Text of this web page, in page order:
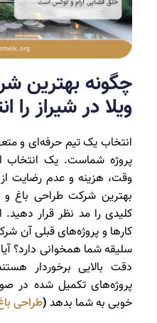
چگونه بهترین
ویلا در شیراز را
انتخاب یک تیم حرفه‌ای و
پروژه شماست. یک انتخاب
وقت، هزینه و عدم رضایت
بهترین شرکت طراحی باغ و
کلیدی را مد نظر قرار
کارها و پروژه‌های قبلی آن
سلیقه شما همخوانی دارد؟
دقت بالایی برخوردار
پروژه‌های تکمیل‌ شده در
خوبی به شما بدهد (طراحی